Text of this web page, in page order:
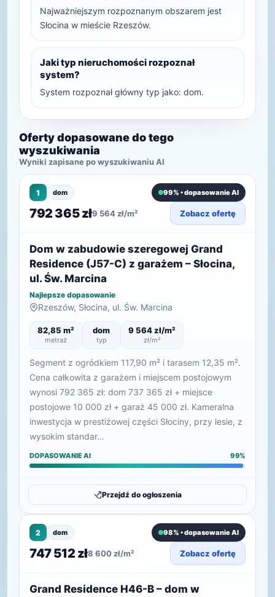
Najważniejszym rozpoznanym obszarem jest
Słocina w mieście Rzeszów.
Jaki typ nieruchomości rozpoznał
system?
System rozpoznał główny typ jako: dom.
Oferty dopasowane do tego
wyszukiwania
Wyniki zapisane po wyszukiwaniu AI
1 dom 99% • dopasowanie AI
792 365 zł9 564 zł/m² Zobacz ofertę
Dom w zabudowie szeregowej Grand
Residence (J57-C) z garażem – Słocina,
ul. Św. Marcina
Najlepsze dopasowanie
Rzeszów, Słocina, ul. Św. Marcina
82,85 m²
metraż
dom
typ
9 564 zł/m²
zł/m²
Segment z ogródkiem 117,90 m² i tarasem 12,35 m².
Cena całkowita z garażem i miejscem postojowym
wynosi 792 365 zł: dom 737 365 zł + miejsce
postojowe 10 000 zł + garaż 45 000 zł. Kameralna
inwestycja w prestiżowej części Słociny, przy lesie, z
wysokim standar…
DOPASOWANIE AI 99%
Przejdź do ogłoszenia
2 dom 98% • dopasowanie AI
747 512 zł8 600 zł/m² Zobacz ofertę
Grand Residence H46-B – dom w